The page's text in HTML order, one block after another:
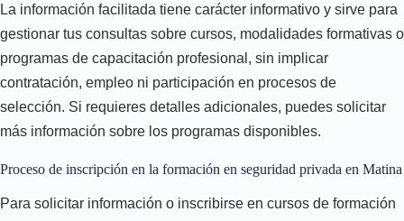
La información facilitada tiene carácter informativo y sirve para
gestionar tus consultas sobre cursos, modalidades formativas o
programas de capacitación profesional, sin implicar
contratación, empleo ni participación en procesos de
selección. Si requieres detalles adicionales, puedes solicitar
más información sobre los programas disponibles.
Proceso de inscripción en la formación en seguridad privada en Matina
Para solicitar información o inscribirse en cursos de formación